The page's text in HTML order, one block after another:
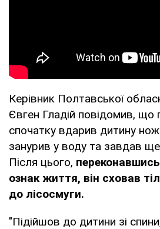
Керівник Полтавської
Євген Гладій повідомив, що
спочатку вдарив дитину
занурив у воду та завдав ще
Після цього,
ознак життя, він сховав
до лісосмуги.
"Підійшов до дитини зі